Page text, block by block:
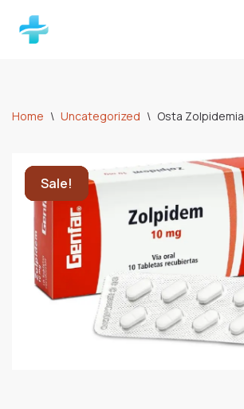
Skip
Home \ Uncategorized \ Osta Zolpidemia
Sale!
Sale!
Sale!
Sale!